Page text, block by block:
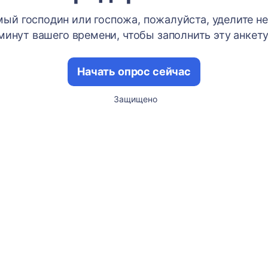
господин или госпожа, пожалуйста, уделите
вашего времени, чтобы заполнить эту
Начать опрос сейчас
Защищено